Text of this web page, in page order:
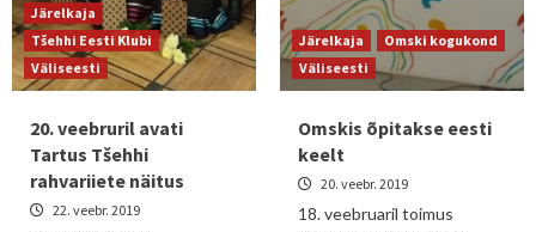
Järelkaja
Tšehhi Eesti Klubi
Väliseesti
20. veebruril avati
Tartus Tšehhi
rahvariiete näitus
22. veebr. 2019
Järelkaja
Omski kogukond
Väliseesti
Omskis õpitakse eesti
keelt
20. veebr. 2019
18. veebruaril toimus